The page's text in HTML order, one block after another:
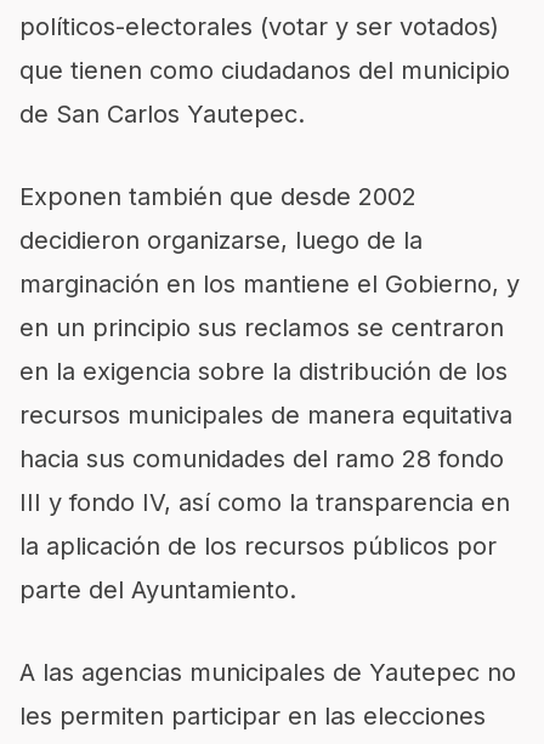
políticos-electorales (votar y ser votados)
que tienen como ciudadanos del municipio
de San Carlos Yautepec.
Exponen también que desde 2002
decidieron organizarse, luego de la
marginación en los mantiene el Gobierno, y
en un principio sus reclamos se centraron
en la exigencia sobre la distribución de los
recursos municipales de manera equitativa
hacia sus comunidades del ramo 28 fondo
III y fondo IV, así como la transparencia en
la aplicación de los recursos públicos por
parte del Ayuntamiento.
A las agencias municipales de Yautepec no
les permiten participar en las elecciones